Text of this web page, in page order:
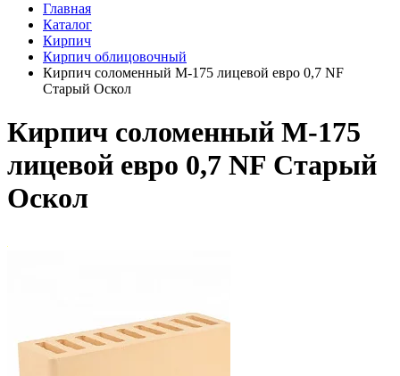
Главная
Каталог
Кирпич
Кирпич облицовочный
Кирпич соломенный М-175 лицевой евро 0,7 NF
Старый Оскол
Кирпич соломенный М-175
лицевой евро 0,7 NF Старый
Оскол